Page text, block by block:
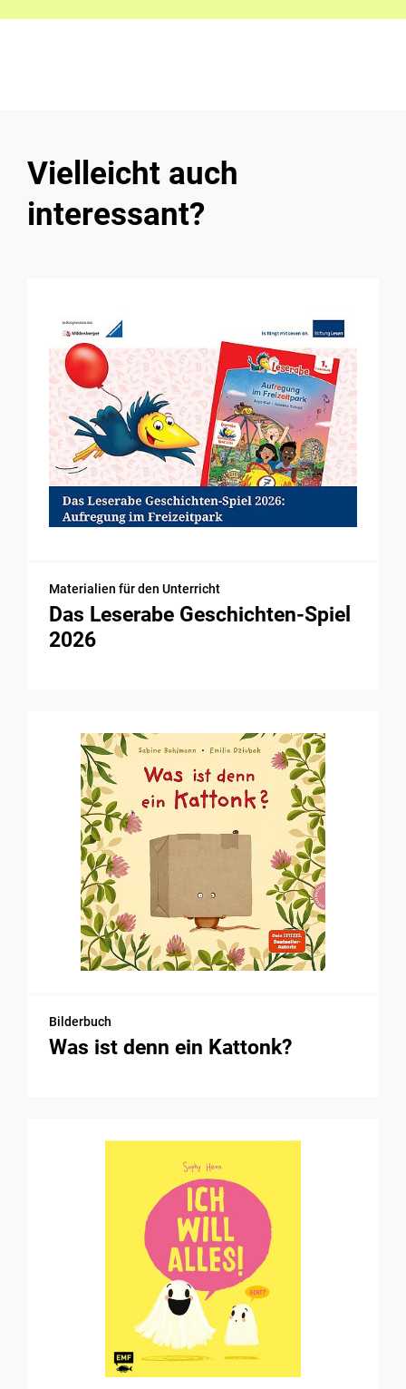
Vielleicht auch
interessant?
Materialien für den Unterricht
Das Leserabe Geschichten-Spiel
2026
Bilderbuch
Was ist denn ein Kattonk?